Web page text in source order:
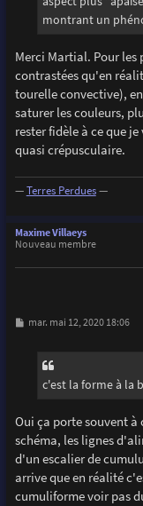
montrant un
Merci Martial. Pour les
contrastées qu'en
tourelle convective),
saturer les couleurs,
rester fidèle à ce que
quasi crépusculaire.
—Terres Perdues—
Maxime Villaeys
Nouveau membre
M
mar. mai 12, 2020 18:06
c'est la forme à la
Oui ça porte souvent
schéma, les lignes
d'un escalier de
arrive que en réalité
cumuliforme voir pas